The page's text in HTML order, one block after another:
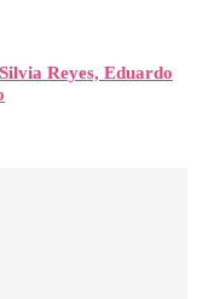
Reyes, Eduardo